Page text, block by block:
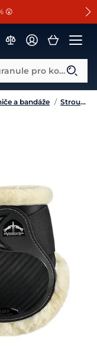
😮 ZDARMA 🐴
Co hledáte? Např. jezdecké boty, granule pro koně...
a bandáže / Strouhačky